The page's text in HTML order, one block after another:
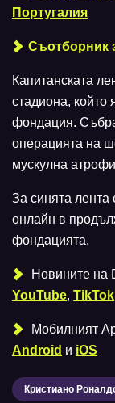
Португалия
Съотборник
Капитанската
стадиона, който
фондация.
операцията на
мускулна
За синята лента
онлайн в
фондацията.
Новините на
YouTube, TikTok
Мобилният
Android и iOS
Кристиано